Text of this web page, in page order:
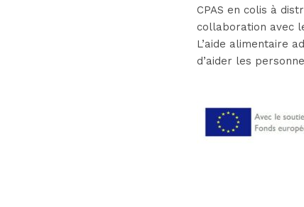
CPAS en colis à
collaboration avec
L’aide alimentaire
d’aider les